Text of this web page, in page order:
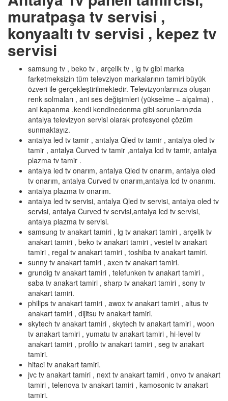
muratpaşa tv servisi ,
konyaaltı tv servisi , kepez tv
servisi
samsung tv , beko tv , arçelik tv , lg tv gibi marka
farketmeksizin tüm televziyon markalarının tamiri büyük
özveri ile gerçekleştirilmektedir. Televizyonlarınıza oluşan
renk solmaları , ani ses değişimleri (yükselme – alçalma) ,
ani kapanma ,kendi kendinedonma gibi sorunlarınızda
antalya televizyon servisi olarak profesyonel çözüm
sunmaktayız.
antalya led tv tamir , antalya Qled tv tamir , antalya oled tv
tamir , antalya Curved tv tamir ,antalya lcd tv tamir, antalya
plazma tv tamir .
antalya led tv onarım, antalya Qled tv onarım, antalya oled
tv onarım, antalya Curved tv onarım,antalya lcd tv onarımı.
antalya plazma tv onarım.
antalya led tv servisi, antalya Qled tv servisi, antalya oled tv
servisi, antalya Curved tv servisi,antalya lcd tv servisi,
antalya plazma tv servisi.
samsung tv anakart tamiri , lg tv anakart tamiri , arçelik tv
anakart tamiri , beko tv anakart tamiri , vestel tv anakart
tamiri , regal tv anakart tamiri , toshiba tv anakart tamiri.
sunny tv anakart tamiri , axen tv anakart tamiri.
grundig tv anakart tamiri , telefunken tv anakart tamiri ,
saba tv anakart tamiri , sharp tv anakart tamiri , sony tv
anakart tamiri.
philips tv anakart tamiri , awox tv anakart tamiri , altus tv
anakart tamiri , dijitsu tv anakart tamiri.
skytech tv anakart tamiri , skytech tv anakart tamiri , woon
tv anakart tamiri , yumatu tv anakart tamiri , hi-level tv
anakart tamiri , profilo tv anakart tamiri , seg tv anakart
tamiri.
hitaci tv anakart tamiri.
jvc tv anakart tamiri , next tv anakart tamiri , onvo tv anakart
tamiri , telenova tv anakart tamiri , kamosonic tv anakart
tamiri.